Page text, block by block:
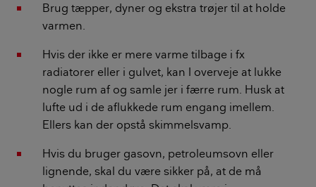
Brug tæpper, dyner og ekstra trøjer til at holde
varmen.
Hvis der ikke er mere varme tilbage i fx
radiatorer eller i gulvet, kan I overveje at lukke
nogle rum af og samle jer i færre rum. Husk at
lufte ud i de aflukkede rum engang imellem.
Ellers kan der opstå skimmelsvamp.
Hvis du bruger gasovn, petroleumsovn eller
lignende, skal du være sikker på, at de må